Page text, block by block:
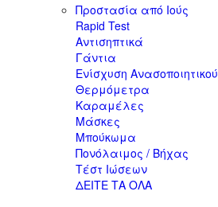
Προστασία από Ιούς
Rapid Test
Αντισηπτικά
Γάντια
Ενίσχυση Ανασοποιητικού
Θερμόμετρα
Καραμέλες
Μάσκες
Μπούκωμα
Πονόλαιμος / Βήχας
Τέστ Ιώσεων
ΔΕΙΤΕ ΤΑ ΟΛΑ